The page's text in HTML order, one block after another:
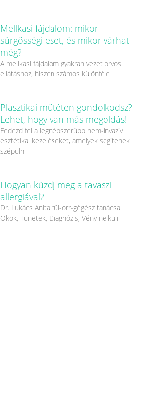
Mellkasi fájdalom: mikor
sürgősségi eset, és mikor várhat
még?
A mellkasi fájdalom gyakran vezet orvosi
ellátáshoz, hiszen számos különféle
Plasztikai műtéten gondolkodsz?
Lehet, hogy van más megoldás!
Fedezd fel a legnépszerűbb nem-invazív
esztétikai kezeléseket, amelyek segítenek
szépülni
Hogyan küzdj meg a tavaszi
allergiával?
Dr. Lukács Anita fül-orr-gégész tanácsai
Okok, Tünetek, Diagnózis, Vény nélküli